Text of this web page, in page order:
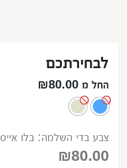
לבחירתכם
החל מ ₪80.00
צבע בדי השלמה: בלו אייס
₪80.00